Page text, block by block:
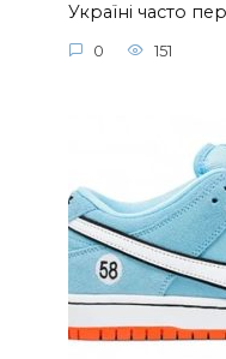
Україні часто
0 151